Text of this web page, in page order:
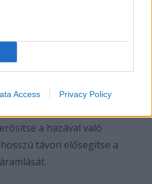
Access Privacy Policy
különféle
startup
tudásukat és
a globális indiai
a hazával való
távon elősegítse a